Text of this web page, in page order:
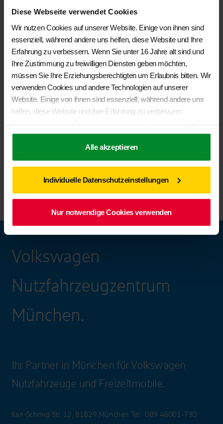
Diese Webseite verwendet Cookies
Wir nutzen Cookies auf unserer Website. Einige von ihnen sind
essenziell, während andere uns helfen, diese Website und Ihre
Erfahrung zu verbessern. Wenn Sie unter 16 Jahre alt sind und
Ihre Zustimmung zu freiwilligen Diensten geben möchten,
müssen Sie Ihre Erziehungsberechtigten um Erlaubnis bitten. Wir
verwenden Cookies und andere Technologien auf unserer
Website. Einige von ihnen sind essenziell, während andere uns
helfen, diese Website und Ihre Erfahrung zu verbessern.
Adressen), z. B. für personalisierte Anzeigen und Inhalte oder
Anzeigen- und Inhaltsmessung. Weitere Informationen über die
Verwendung Ihrer Daten finden Sie in unserer
Einstellungenwiderrufen oder anpassen.
Alle akzeptieren
Individuelle Datenschutzeinstellungen
Nur notwendige Cookies verwenden
BRANDRUP® – Veloursteppich Fahrerhaus VW- T6 Multivan,
California Beach, Ocean, Coast
Volkswagen
Nutzfahrzeugzentrum
München.
Ihr Partner in München für Volkswagen
Nutzfahrzeuge und Freizeitmobile.
Karl-Schmid-Str. 12, 81829 München Tel.: 089 48001-730